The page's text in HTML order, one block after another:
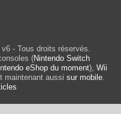
- Tous droits réservés.
(Nintendo Switch
eShop du moment), Wii
maintenant aussi sur mobile.